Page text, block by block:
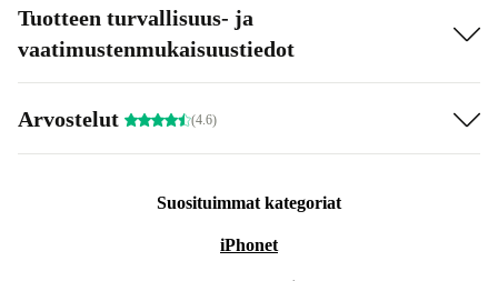
Tuotteen turvallisuus- ja
vaatimustenmukaisuustiedot
Arvostelut (4.6)
Suosituimmat kategoriat
iPhonet